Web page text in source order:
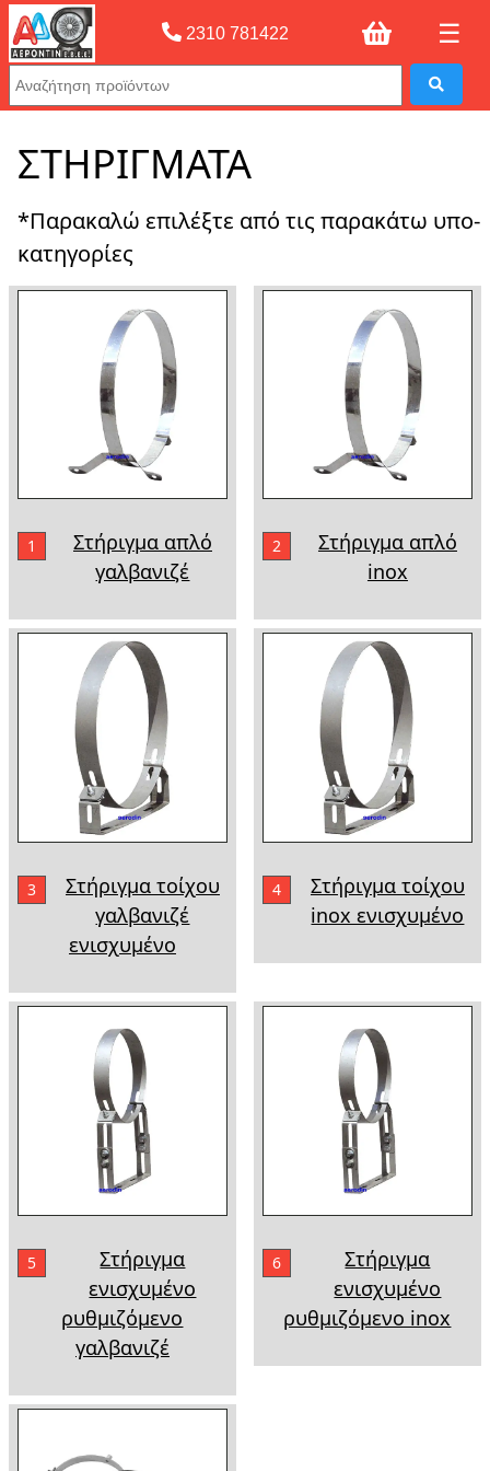
Αρχική σελίδας»ΣΤΗΡΙΓΜΑΤΑ
2310 781422 ☰
ΣΤΗΡΙΓΜΑΤΑ
*Παρακαλώ επιλέξτε από τις παρακάτω υπο-
κατηγορίες
1
Στήριγμα απλό
γαλβανιζέ
2
Στήριγμα απλό
inox
3
Στήριγμα τοίχου
γαλβανιζέ
ενισχυμένο
4
Στήριγμα τοίχου
inox ενισχυμένο
5
Στήριγμα
ενισχυμένο
ρυθμιζόμενο
γαλβανιζέ
6
Στήριγμα
ενισχυμένο
ρυθμιζόμενο inox